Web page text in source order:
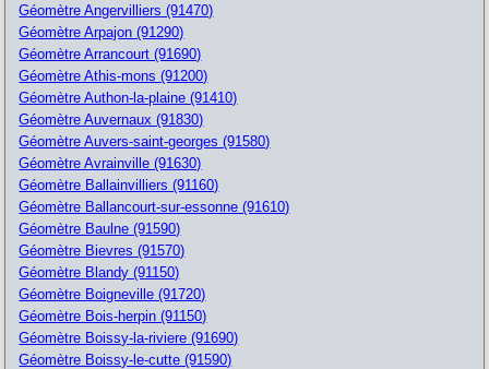
Géomètre Angervilliers (91470)
Géomètre Arpajon (91290)
Géomètre Arrancourt (91690)
Géomètre Athis-mons (91200)
Géomètre Authon-la-plaine (91410)
Géomètre Auvernaux (91830)
Géomètre Auvers-saint-georges (91580)
Géomètre Avrainville (91630)
Géomètre Ballainvilliers (91160)
Géomètre Ballancourt-sur-essonne (91610)
Géomètre Baulne (91590)
Géomètre Bievres (91570)
Géomètre Blandy (91150)
Géomètre Boigneville (91720)
Géomètre Bois-herpin (91150)
Géomètre Boissy-la-riviere (91690)
Géomètre Boissy-le-cutte (91590)